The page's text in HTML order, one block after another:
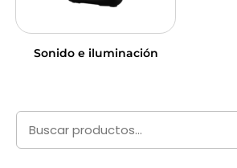
Sonido e iluminación